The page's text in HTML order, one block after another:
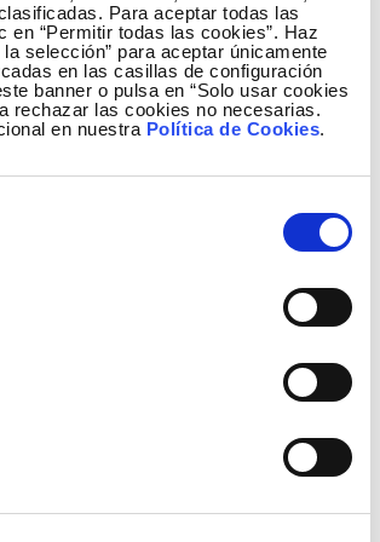
Para aceptar todas las
en “Permitir todas las cookies”. Haz
selección” para aceptar únicamente
en las casillas de configuración
banner o pulsa en “Solo usar cookies
rechazar las cookies no necesarias.
en nuestra Política de Cookies.
alcanzando el 100 %
décadas. Respecto a la
estrategia es llevar al
salidas de nuestros
investigación en la universidad.
de startups con el
el papel que juegan
Elewit son fundamentales.
guían al sector de la investigación
valor que permitan afrontar los
de red de transporte y